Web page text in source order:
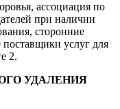
ассоциация по
при наличии
сторонние
поставщики услуг для
2.
УДАЛЕНИЯ